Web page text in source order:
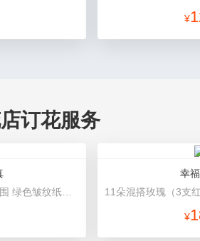
¥
订花服务
幸
¥